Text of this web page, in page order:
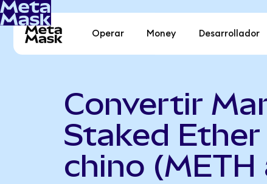
Operar Money Desarrollador
Convertir
Staked Ether
chino (METH